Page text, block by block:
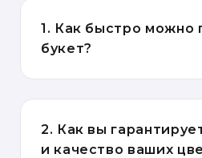
1. Как быстро можно
букет?
2. Как вы
и качество ваших